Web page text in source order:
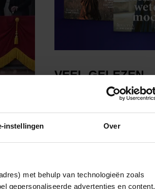
instellingen Over
met behulp van technologieën zoals
gepersonaliseerde advertenties en content,
IN